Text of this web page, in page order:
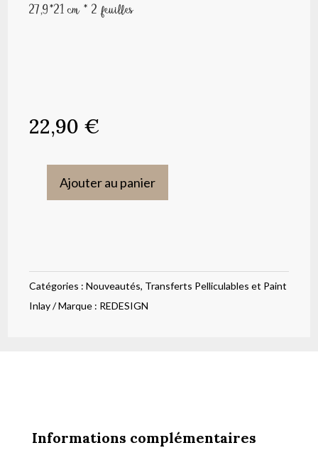
27,9*21 cm * 2 feuilles
22,90 €
quantité
,
An
afternoon
Ajouter au panier
Catégories :Nouveautés, Transferts Pelliculables et Paint
Inlay
Marque : REDESIGN
Informations complémentaires